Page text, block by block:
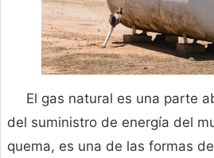
El gas natural es una parte
del suministro de energía del
quema, es una de las formas